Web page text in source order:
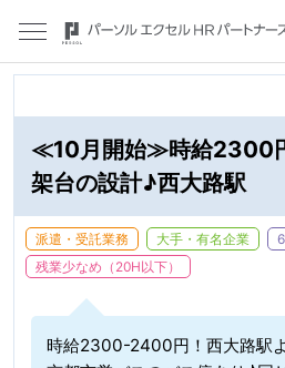
≪10月開始≫時給2300
架台の設計♪西大路駅
派遣・受託業務 大手・有名企業
残業少なめ（20H以下）
時給2300-2400円！西大路駅